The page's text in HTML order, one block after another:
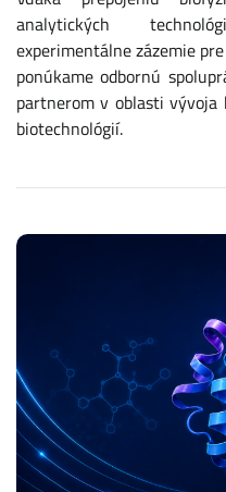
analytických
experimentálne zázemie
ponúkame odbornú
partnerom v oblasti
biotechnológií.